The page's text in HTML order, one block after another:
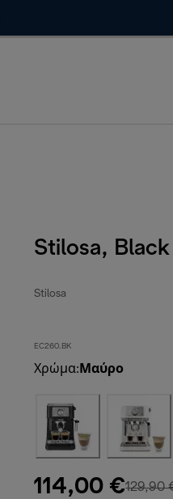
Stilosa, Black
Stilosa
EC260.BK
Χρώμα: Μαύρο
114,00 €129,90